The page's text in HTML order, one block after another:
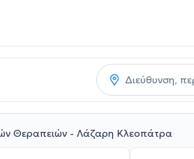
Θεραπειών - Λάζαρη Κλεοπάτρα